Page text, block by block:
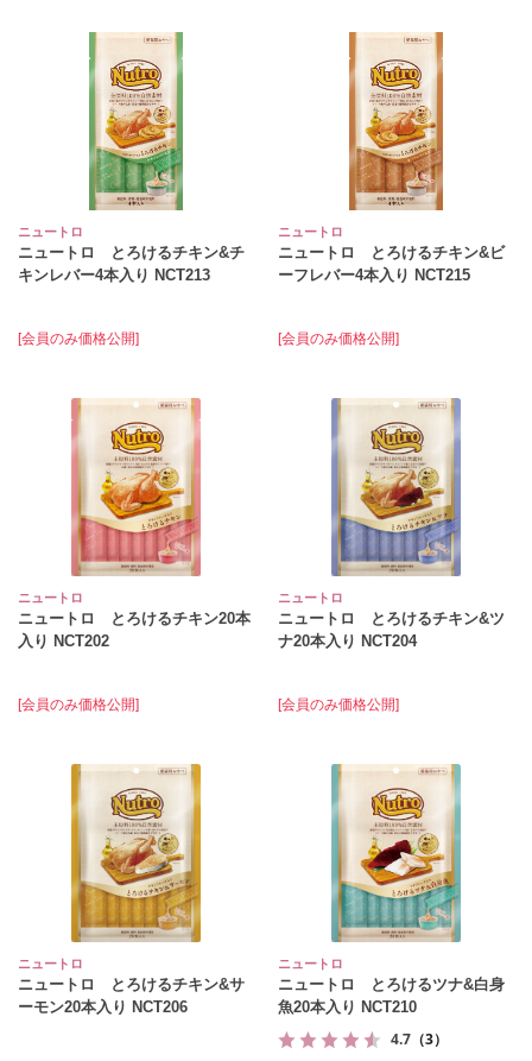
ニュートロ
ニュートロ とろけるチキン&チ
キンレバー4本入り NCT213
[会員のみ価格公開]
ニュートロ
ニュートロ とろけるチキン&ビ
ーフレバー4本入り NCT215
[会員のみ価格公開]
ニュートロ
ニュートロ とろけるチキン20本
入り NCT202
[会員のみ価格公開]
ニュートロ
ニュートロ とろけるチキン&ツ
ナ20本入り NCT204
[会員のみ価格公開]
ニュートロ
ニュートロ とろけるチキン&サ
ーモン20本入り NCT206
ニュートロ
ニュートロ とろけるツナ&白身
魚20本入り NCT210
4.7 （3）